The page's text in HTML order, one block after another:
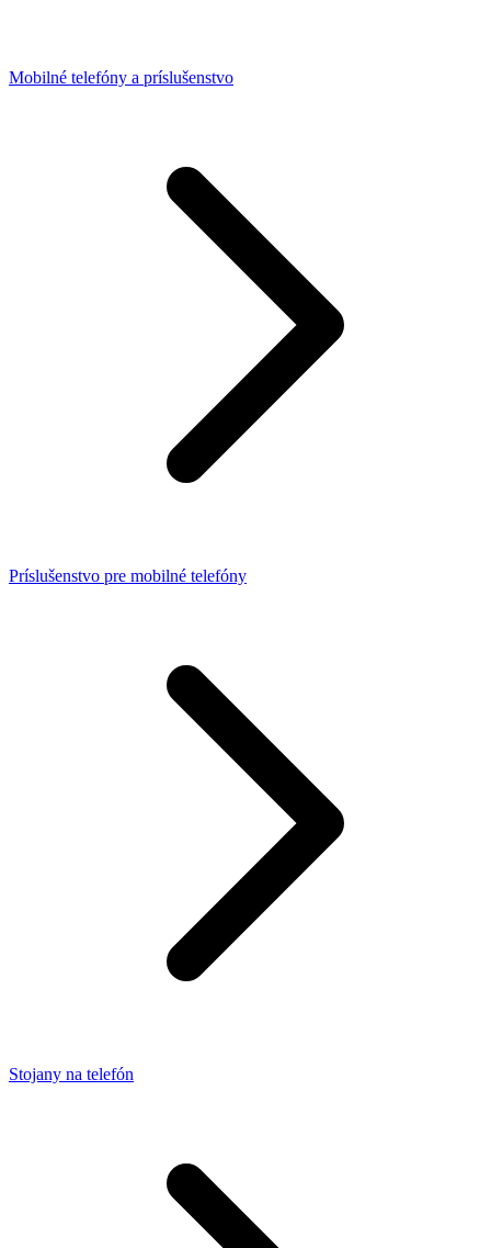
Mobilné telefóny a príslušenstvo
Príslušenstvo pre mobilné telefóny
Stojany na telefón